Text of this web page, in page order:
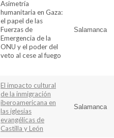
Asimetría
humanitaria en Gaza:
el papel de las
Fuerzas de
Emergencia de la
ONU y el poder del
veto al cese al fuego
Salamanca
El impacto cultural
de la inmigración
iberoamericana en
las iglesias
evangélicas de
Castilla y León
Salamanca